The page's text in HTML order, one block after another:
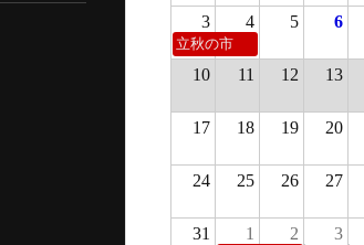
3 4 5 6
立秋の市
10 11 12 13
17 18 19 20
24 25 26 27
31 1 2 3